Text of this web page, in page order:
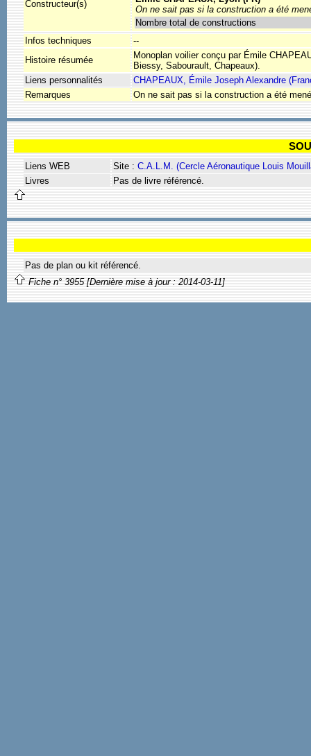
Constructeur(s)
On ne sait pas si la construction a été
Nombre total de constructions
Infos techniques
--
Histoire résumée
Monoplan voilier conçu par Émile
Biessy, Sabourault, Chapeaux).
Liens personnalités
CHAPEAUX, Émile Joseph Alexandre
Remarques
On ne sait pas si la construction a été
Liens WEB Site : C.A.L.M. (Cercle Aéronautique Louis
Livres
Pas de livre référencé.
Pas de plan ou kit référencé.
Fiche n° 3955 [Dernière mise à jour : 2014-03-11]